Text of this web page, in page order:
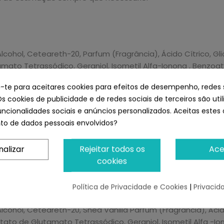
Ceteareth-20, Parfum (Fragrância), Ácido Cítrico,
Tetrassódico, Geraniol, Isometil Alfa-Ionona ,
Cítrico, Cetearyl Alcohol, Ceteareth-20, Glicerina,
Citral, Citronelol, Geraniol, Ceteareth-12 , palmitato
Cetearyl Alcohol, Ceteareth-20, Cipria Parfum
Diacetato de glutamato tetrassódico, geraniol,
Ceteareth-20, Shea Vanilla Parfum (Fragrância),
te para aceitares cookies para efeitos de desempenho, redes
cookies de publicidade e de redes sociais de terceiros são
sociais e anúncios personalizados. Aceitas estes
de dados pessoais envolvidos?
Rejeitar todos os
cookies
Política de Privacidade e Cookies |